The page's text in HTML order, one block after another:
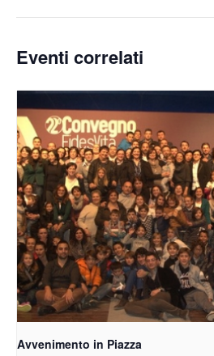
Eventi correlati
Avvenimento in Piazza